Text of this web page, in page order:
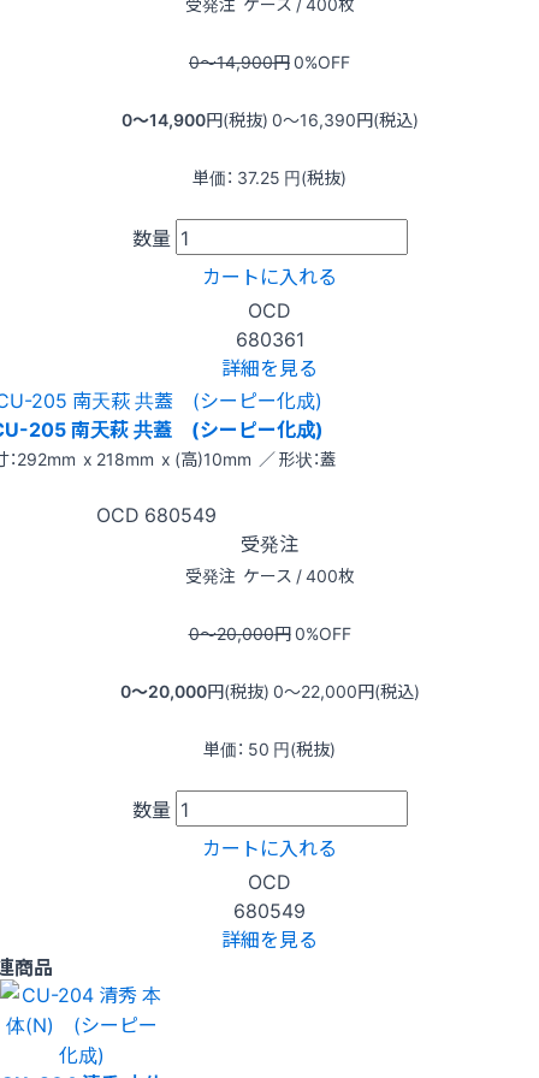
0〜14,900円0%OFF
0〜14,900円(税抜) 0〜16,390円(税込)
単価： 37.25 円(税抜)
数量
カートに入れる
OCD
680361
詳細を見る
205 南天萩 共蓋 (シーピー化成)
：292mm x 218mm x (高)10mm ／ 形状：蓋
OCD 680549
受発注
受発注 ケース / 400枚
0〜20,000円0%OFF
0〜20,000円(税抜) 0〜22,000円(税込)
単価： 50 円(税抜)
数量
カートに入れる
OCD
680549
詳細を見る
商品